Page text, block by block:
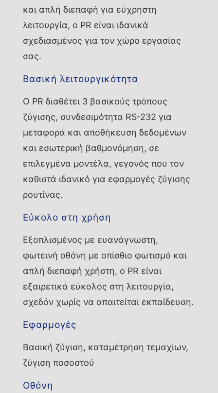
και απλή διεπαφή για εύχρηστη
λειτουργία, ο PR είναι ιδανικά
σχεδιασμένος για τον χώρο εργασίας
σας.
Βασική λειτουργικότητα
Ο PR διαθέτει 3 βασικούς τρόπους
ζύγισης, συνδεσιμότητα RS-232 για
μεταφορά και αποθήκευση δεδομένων
και εσωτερική βαθμονόμηση, σε
επιλεγμένα μοντέλα, γεγονός που τον
καθιστά ιδανικό για εφαρμογές ζύγισης
ρουτίνας.
Εύκολο στη χρήση
Εξοπλισμένος με ευανάγνωστη,
φωτεινή οθόνη με οπίσθιο φωτισμό και
απλή διεπαφή χρήστη, ο PR είναι
εξαιρετικά εύκολος στη λειτουργία,
σχεδόν χωρίς να απαιτείται εκπαίδευση.
Εφαρμογές
Βασική ζύγιση, καταμέτρηση τεμαχίων,
ζύγιση ποσοστού
Οθόνη